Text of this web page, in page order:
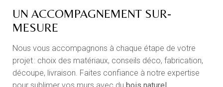
UN ACCOMPAGNEMENT SUR-
MESURE
Nous vous accompagnons à chaque étape de votre
projet : choix des matériaux, conseils déco, fabrication,
découpe, livraison. Faites confiance à notre expertise